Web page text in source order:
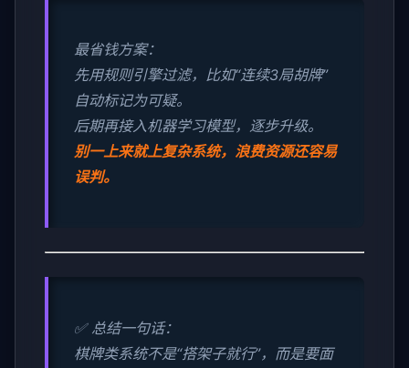
最省钱方案：
先用规则引擎过滤，比如“连续3局胡牌”
自动标记为可疑。
后期再接入机器学习模型，逐步升级。
别一上来就上复杂系统，浪费资源还容易
误判。
✅ 总结一句话：
棋牌类系统不是“搭架子就行”，而是要面